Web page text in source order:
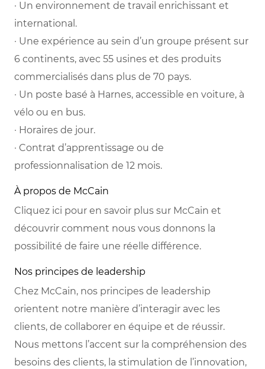
· Un environnement de travail enrichissant et
international.
· Une expérience au sein d’un groupe présent sur
6 continents, avec 55 usines et des produits
commercialisés dans plus de 70 pays.
· Un poste basé à Harnes, accessible en voiture, à
vélo ou en bus.
· Horaires de jour.
· Contrat d’apprentissage ou de
professionnalisation de 12 mois.
À propos de McCain
Cliquez ici pour en savoir plus sur McCain et
découvrir comment nous vous donnons la
possibilité de faire une réelle différence.
Nos principes de leadership
Chez McCain, nos principes de leadership
orientent notre manière d’interagir avec les
clients, de collaborer en équipe et de réussir.
Nous mettons l’accent sur la compréhension des
besoins des clients, la stimulation de l’innovation,